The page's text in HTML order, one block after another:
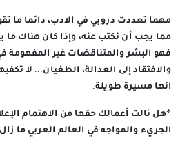
مهما تعددت دروبي في الادب، دائما ما
مما يجب أن نكتب عنه، وإذا كان هناك
فهو البشر والمتناقضات غير المفهومة
والافتقاد إلى العدالة، الطغيان... لا
انها مسيرة طويلة.
*هل نالت أعمالك حقها من الاهتمام
الجريء والمواجه في العالم العربي ما